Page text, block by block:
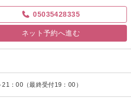
05035428335
ネット予約へ進む
：00（最終受付19：00）